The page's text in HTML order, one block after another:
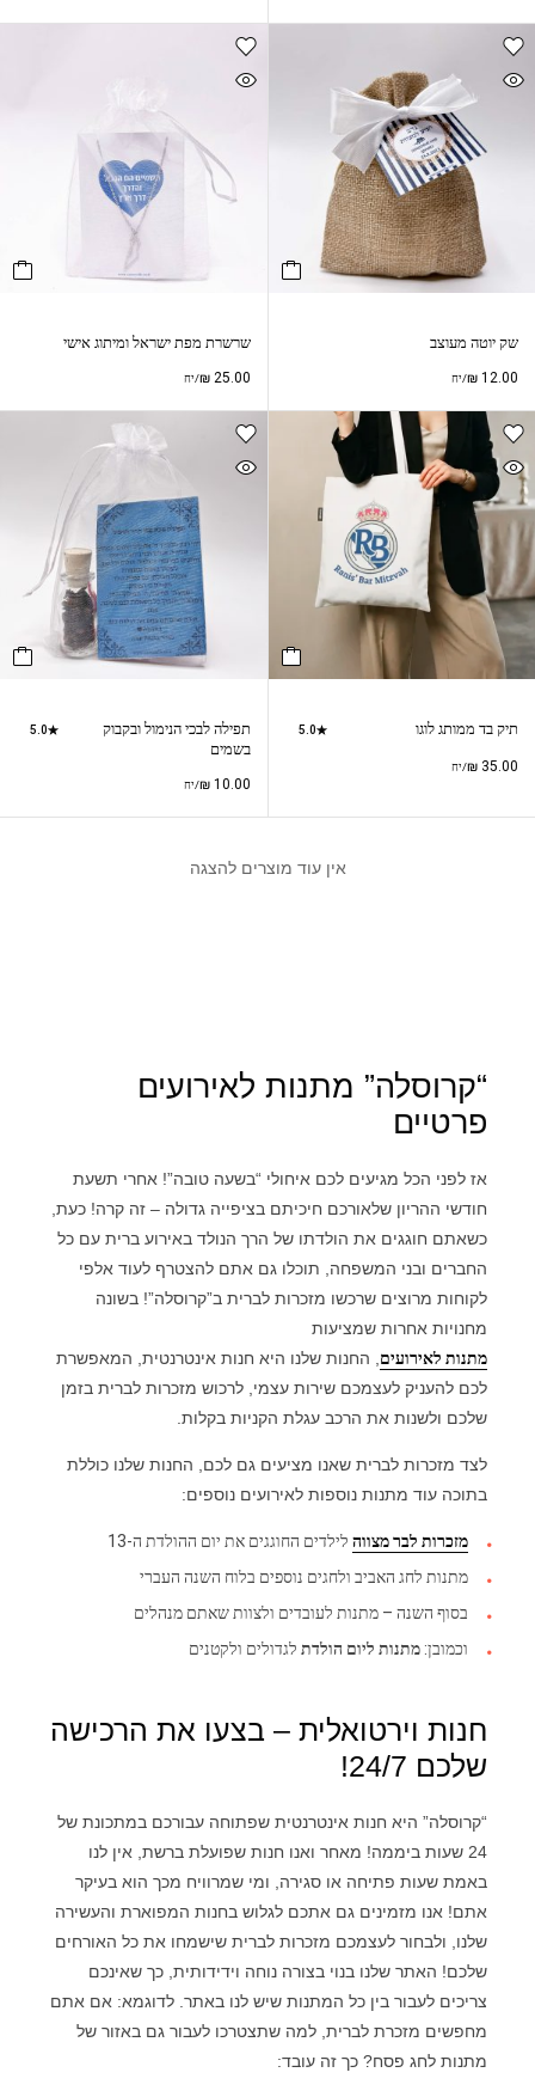
שק יוטה מעוצב
₪ 12.00 /יח
שרשרת מפת ישראל ומיתוג אישי
₪25.00 /יח
תיק בד ממותג לוגו 5.0
₪ 35.00 /יח
תפילה לבכי הנימול ובקבוק
בשמים
5.0
₪10.00 /יח
אין עוד מוצרים להצגה
“קרוסלה” מתנות לאירועים
פרטיים
אז לפני הכל מגיעים לכם איחולי “בשעה טובה”! אחרי תשעת
חודשי ההריון שלאורכם חיכיתם בציפייה גדולה – זה קרה! כעת,
כשאתם חוגגים את הולדתו של הרך הנולד באירוע ברית עם כל
החברים ובני המשפחה, תוכלו גם אתם להצטרף לעוד אלפי
לקוחות מרוצים שרכשו מזכרות לברית ב”קרוסלה”! בשונה
מחנויות אחרות שמציעות
מתנות לאירועים, החנות שלנו היא חנות אינטרנטית, המאפשרת
לכם להעניק לעצמכם שירות עצמי, לרכוש מזכרות לברית בזמן
שלכם ולשנות את הרכב עגלת הקניות בקלות.
לצד מזכרות לברית שאנו מציעים גם לכם, החנות שלנו כוללת
בתוכה עוד מתנות נוספות לאירועים נוספים:
מזכרות לבר מצווה לילדים החוגגים את יום ההולדת ה-13
מתנות לחג האביב ולחגים נוספים בלוח השנה העברי
בסוף השנה – מתנות לעובדים ולצוות שאתם מנהלים
וכמובן: מתנות ליום הולדת לגדולים ולקטנים
חנות וירטואלית – בצעו את הרכישה
שלכם 24/7!
“קרוסלה” היא חנות אינטרנטית שפתוחה עבורכם במתכונת של
24 שעות ביממה! מאחר ואנו חנות שפועלת ברשת, אין לנו
באמת שעות פתיחה או סגירה, ומי שמרוויח מכך הוא בעיקר
אתם! אנו מזמינים גם אתכם לגלוש בחנות המפוארת והעשירה
שלנו, ולבחור לעצמכם מזכרות לברית שישמחו את כל האורחים
שלכם! האתר שלנו בנוי בצורה נוחה וידידותית, כך שאינכם
צריכים לעבור בין כל המתנות שיש לנו באתר. לדוגמא: אם אתם
מחפשים מזכרת לברית, למה שתצטרכו לעבור גם באזור של
מתנות לחג פסח? כך זה עובד: